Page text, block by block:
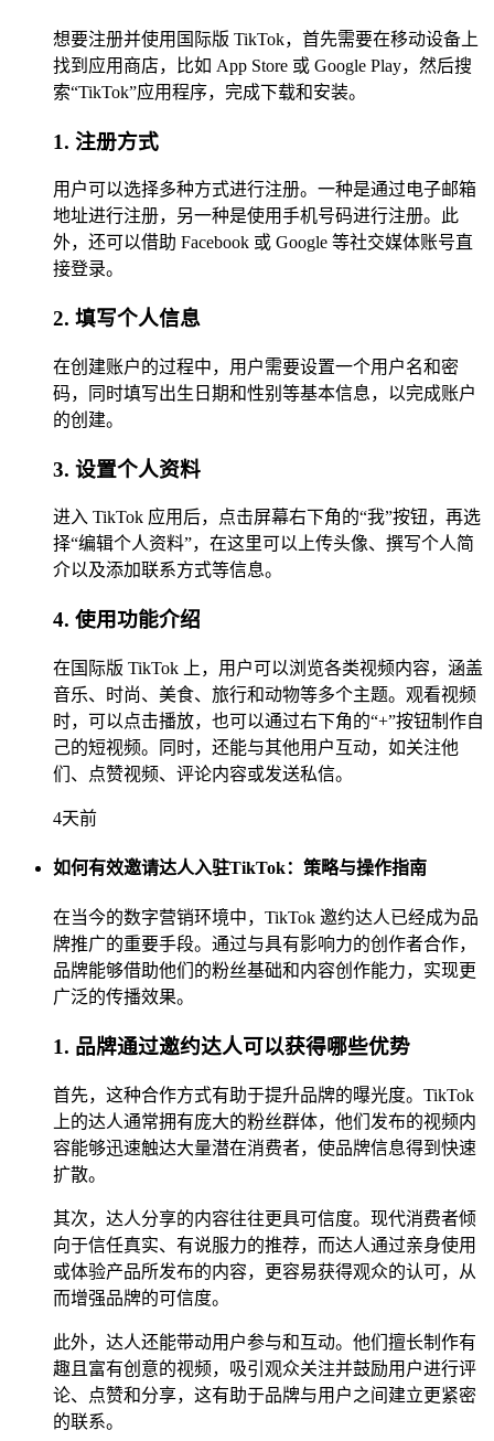
想要注册并使用国际版 TikTok，首先需要在移动设备上
找到应用商店，比如 App Store 或 Google Play，然后搜
索“TikTok”应用程序，完成下载和安装。
1. 注册方式
用户可以选择多种方式进行注册。一种是通过电子邮箱
地址进行注册，另一种是使用手机号码进行注册。此
外，还可以借助 Facebook 或 Google 等社交媒体账号直
接登录。
2. 填写个人信息
在创建账户的过程中，用户需要设置一个用户名和密
码，同时填写出生日期和性别等基本信息，以完成账户
的创建。
3. 设置个人资料
进入 TikTok 应用后，点击屏幕右下角的“我”按钮，再选
择“编辑个人资料”，在这里可以上传头像、撰写个人简
介以及添加联系方式等信息。
4. 使用功能介绍
在国际版 TikTok 上，用户可以浏览各类视频内容，涵盖
音乐、时尚、美食、旅行和动物等多个主题。观看视频
时，可以点击播放，也可以通过右下角的“+”按钮制作自
己的短视频。同时，还能与其他用户互动，如关注他
们、点赞视频、评论内容或发送私信。
4天前
如何有效邀请达人入驻TikTok：策略与操作指南
在当今的数字营销环境中，TikTok 邀约达人已经成为品
牌推广的重要手段。通过与具有影响力的创作者合作，
品牌能够借助他们的粉丝基础和内容创作能力，实现更
广泛的传播效果。
1. 品牌通过邀约达人可以获得哪些优势
首先，这种合作方式有助于提升品牌的曝光度。TikTok
上的达人通常拥有庞大的粉丝群体，他们发布的视频内
容能够迅速触达大量潜在消费者，使品牌信息得到快速
扩散。
其次，达人分享的内容往往更具可信度。现代消费者倾
向于信任真实、有说服力的推荐，而达人通过亲身使用
或体验产品所发布的内容，更容易获得观众的认可，从
而增强品牌的可信度。
此外，达人还能带动用户参与和互动。他们擅长制作有
趣且富有创意的视频，吸引观众关注并鼓励用户进行评
论、点赞和分享，这有助于品牌与用户之间建立更紧密
的联系。